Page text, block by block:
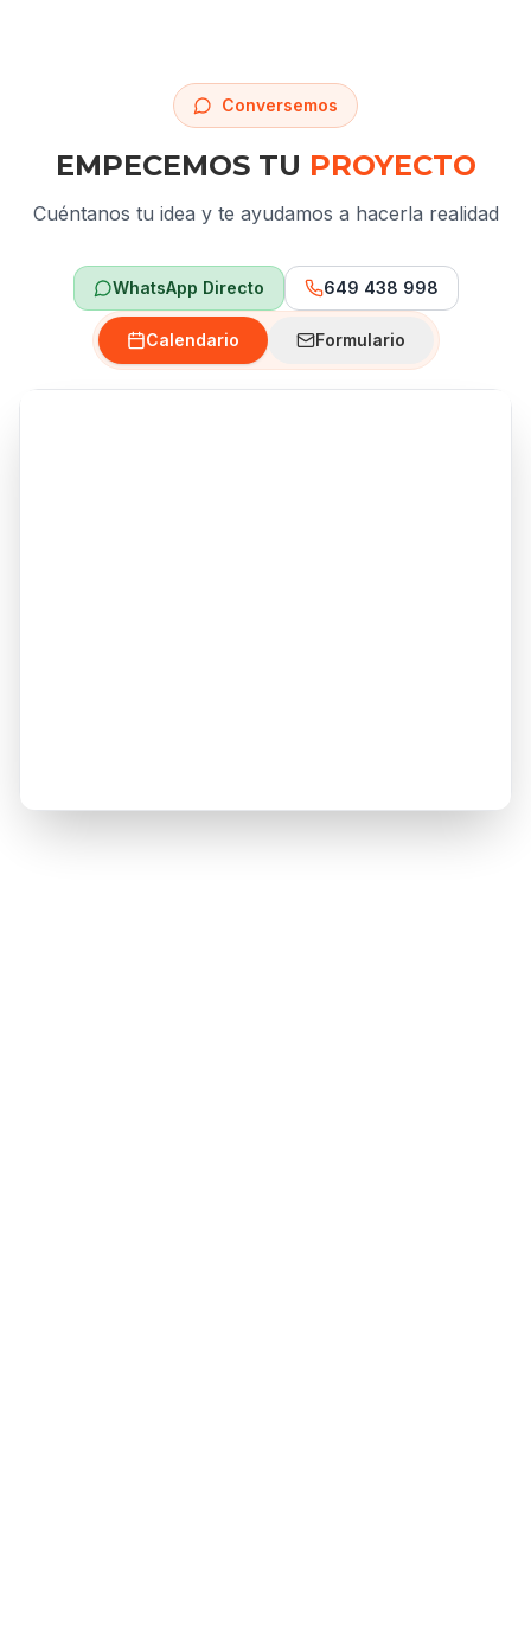
Conversemos
EMPECEMOS TU PROYECTO
Cuéntanos tu idea y te ayudamos a hacerla realidad
Calendario Formulario
WhatsApp Directo 649 438 998